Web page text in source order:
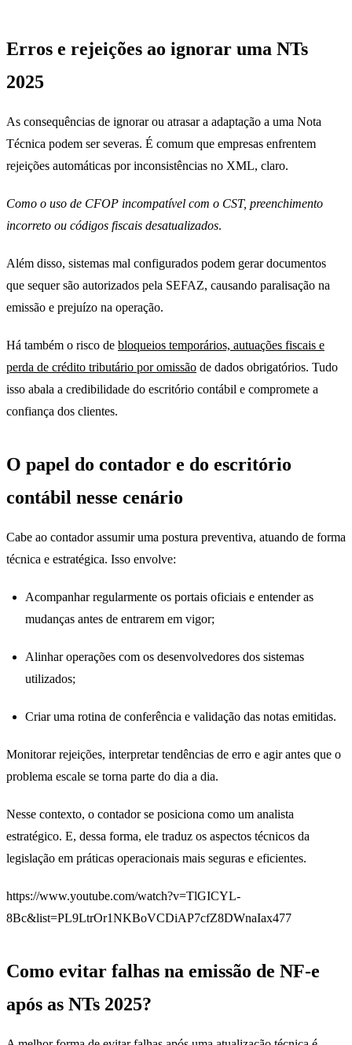
Erros e rejeições ao ignorar uma NTs
2025
As consequências de ignorar ou atrasar a adaptação a uma Nota
Técnica podem ser severas. É comum que empresas enfrentem
rejeições automáticas por inconsistências no XML, claro.
Como o uso de CFOP incompatível com o CST, preenchimento
incorreto ou códigos fiscais desatualizados.
Além disso, sistemas mal configurados podem gerar documentos
que sequer são autorizados pela SEFAZ, causando paralisação na
emissão e prejuízo na operação.
Há também o risco de bloqueios temporários, autuações fiscais e
perda de crédito tributário por omissão de dados obrigatórios. Tudo
isso abala a credibilidade do escritório contábil e compromete a
confiança dos clientes.
O papel do contador e do escritório
contábil nesse cenário
Cabe ao contador assumir uma postura preventiva, atuando de forma
técnica e estratégica. Isso envolve:
Acompanhar regularmente os portais oficiais e entender as
mudanças antes de entrarem em vigor;
Alinhar operações com os desenvolvedores dos sistemas
utilizados;
Criar uma rotina de conferência e validação das notas emitidas.
Monitorar rejeições, interpretar tendências de erro e agir antes que o
problema escale se torna parte do dia a dia.
Nesse contexto, o contador se posiciona como um analista
estratégico. E, dessa forma, ele traduz os aspectos técnicos da
legislação em práticas operacionais mais seguras e eficientes.
https://www.youtube.com/watch?v=TlGICYL-
8Bc&list=PL9LtrOr1NKBoVCDiAP7cfZ8DWnaIax477
Como evitar falhas na emissão de NF-e
após as NTs 2025?